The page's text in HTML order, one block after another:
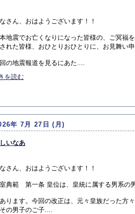
さん、おはようございます！！
地震でお亡くなりになった皆様の、ご冥福
れた皆様、おひとりおひとりに、お見舞い
の地震報道を見るにあた....
を読む
年 7月 27日 (月)
いなあ
さん、おはようございます！！
典範 第一条 皇位は、皇統に属する男系の
ります。今回の改正は、元々皇族だった方
の男子のご子....